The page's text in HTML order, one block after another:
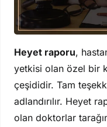
Heyet raporu,
yetkisi olan özel bir
çeşididir. Tam
adlandırılır. Heyet
olan doktorlar